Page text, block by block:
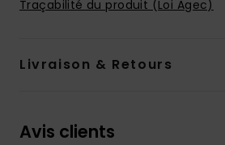
Traçabilité du produit (Loi Agec)
Livraison & Retours
Avis clients